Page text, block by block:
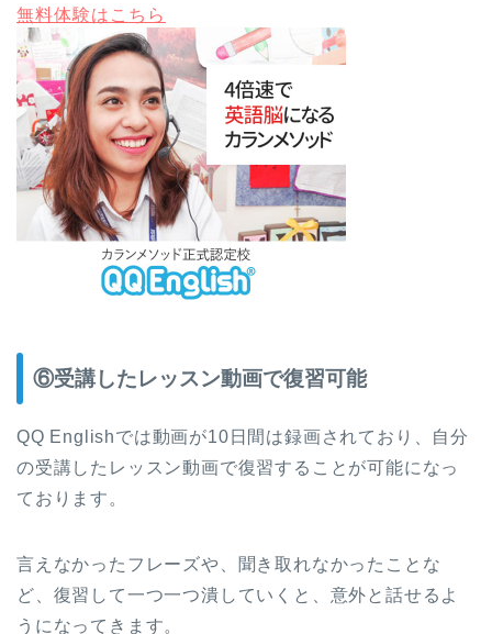
無料体験はこちら
⑥受講したレッスン動画で復習可能
QQ Englishでは動画が10日間は録画されており、自分
の受講したレッスン動画で復習することが可能になっ
ております。
言えなかったフレーズや、聞き取れなかったことな
ど、復習して一つ一つ潰していくと、意外と話せるよ
うになってきます。